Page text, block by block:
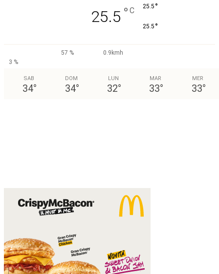
25.5 ° C 25.5 °
25.5 °
57 %
0.9kmh
3 %
SAB
34°
DOM
34°
LUN
32°
MAR
33°
MER
33°